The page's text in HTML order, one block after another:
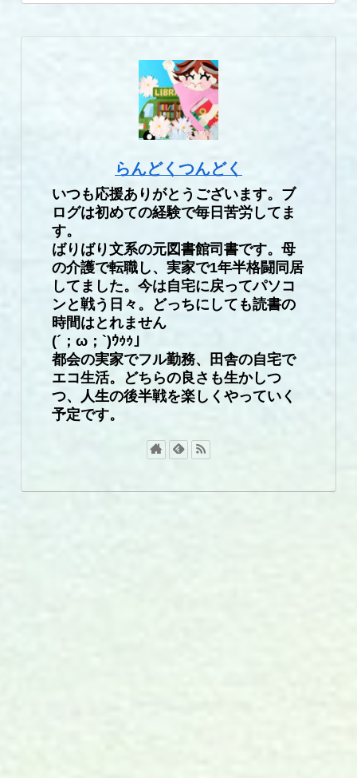
らんどくつんどく
いつも応援ありがとうございます。ブ
ログは初めての経験で毎日苦労してま
す。
ばりばり文系の元図書館司書です。母
の介護で転職し、実家で1年半格闘同居
してました。今は自宅に戻ってパソコ
ンと戦う日々。どっちにしても読書の
時間はとれません
(´；ω；`)ｳｩｩ」
都会の実家でフル勤務、田舎の自宅で
エコ生活。どちらの良さも生かしつ
つ、人生の後半戦を楽しくやっていく
予定です。